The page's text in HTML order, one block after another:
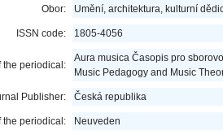
Obor: Umění, architektura, kulturní
ISSN code: 1805-4056
the periodical:
Aura musica Časopis pro
Music Pedagogy and Music
Publisher: Česká republika
the periodical:
Neuveden